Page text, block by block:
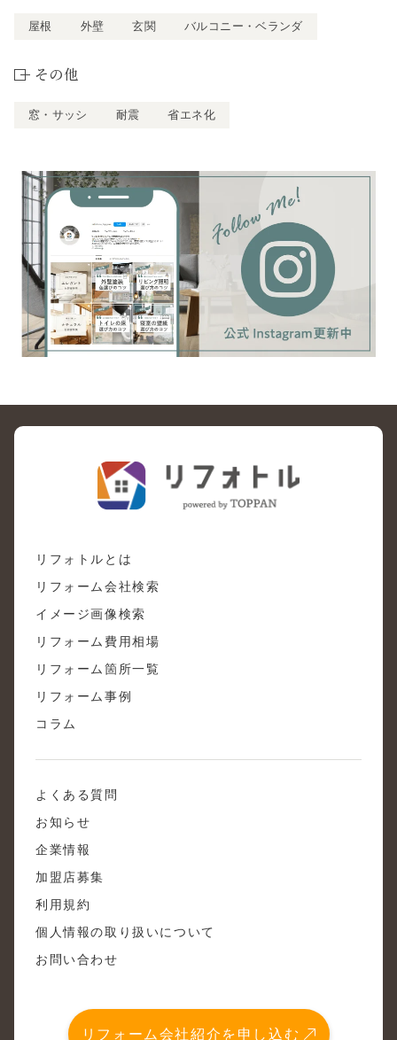
屋根 外壁 玄関 バルコニー・ベランダ
その他
窓・サッシ 耐震 省エネ化
リフォトルとは
リフォーム会社検索
イメージ画像検索
リフォーム費用相場
リフォーム箇所一覧
リフォーム事例
コラム
よくある質問
お知らせ
企業情報
加盟店募集
利用規約
個人情報の取り扱いについて
お問い合わせ
リフォーム会社紹介を申し込む